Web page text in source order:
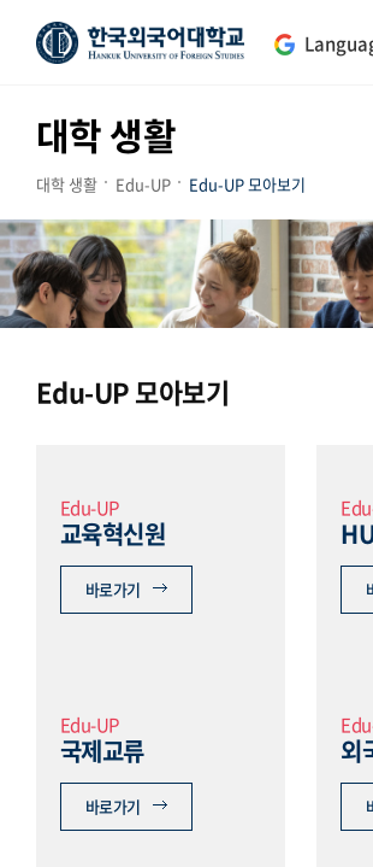
대학 생활
대학 생활 Edu-UP Edu-UP 모아보기
Edu-UP 모아보기
Edu-UP
교육혁신원
바로가기
Edu-UP
국제교류
바로가기
외